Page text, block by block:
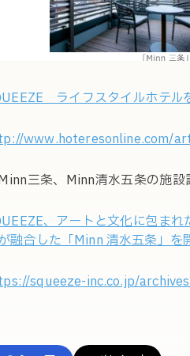
ライフスタイルホテル
www.hoteresonline.com/
三条、Minn清水五条の施設
、アートと文化に包ま
融合した「Minn 清水五条」
squeeze-inc.co.jp/